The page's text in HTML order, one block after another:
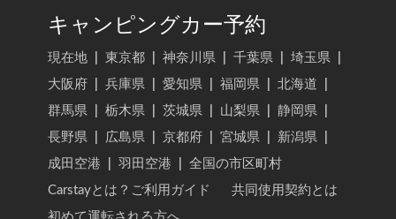
キャンピングカー予約
現在地 東京都 神奈川県 千葉県 埼玉県
大阪府
兵庫県 愛知県 福岡県 北海道
群馬県
栃木県 茨城県 山梨県 静岡県
長野県
広島県 京都府 宮城県 新潟県
成田空港
羽田空港
全国の市区町村
Carstayとは？ご利用ガイド
共同使用契約とは